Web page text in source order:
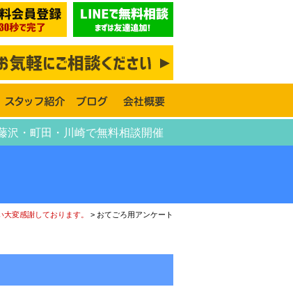
沢・町田・川崎で無料相談開催
変感謝しております。 > おてごろ用アンケート